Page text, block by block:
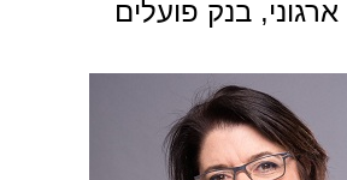
ארגוני, בנק פועלים